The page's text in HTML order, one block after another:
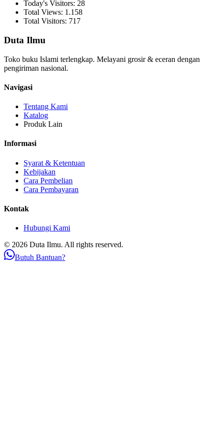
Today's Visitors: 28
Total Views: 1.158
Total Visitors: 717
Duta Ilmu
Toko buku Islami terlengkap. Melayani grosir & eceran dengan
pengiriman nasional.
Navigasi
Tentang Kami
Katalog
Produk Lain
Informasi
Syarat & Ketentuan
Kebijakan
Cara Pembelian
Cara Pembayaran
Kontak
Hubungi Kami
© 2026 Duta Ilmu. All rights reserved.
Butuh Bantuan?